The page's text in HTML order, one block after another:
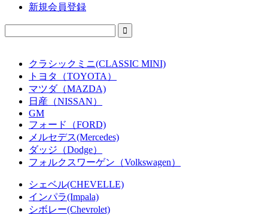
新規会員登録
クラシックミニ(CLASSIC MINI)
トヨタ（TOYOTA）
マツダ（MAZDA)
日産（NISSAN）
GM
フォード（FORD)
メルセデス(Mercedes)
ダッジ（Dodge）
フォルクスワーゲン（Volkswagen）
シェベル(CHEVELLE)
インパラ(Impala)
シボレー(Chevrolet)